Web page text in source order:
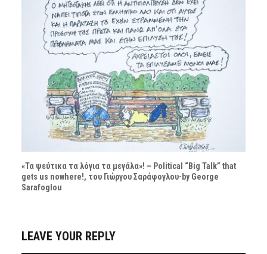
«Τα ψεύτικα τα λόγια τα μεγάλα»! – Political “Big Talk” that
gets us nowhere!, του Γιώργου Σαράφογλου-by George
Sarafoglou
LEAVE YOUR REPLY